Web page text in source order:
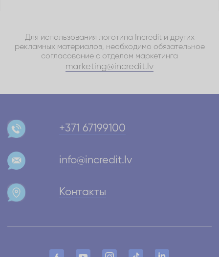
Для использования логотипа Incredit и других
рекламных материалов, необходимо обязательное
согласование с отделом маркетинга
marketing@incredit.lv
+371 67199100
info@incredit.lv
Контакты